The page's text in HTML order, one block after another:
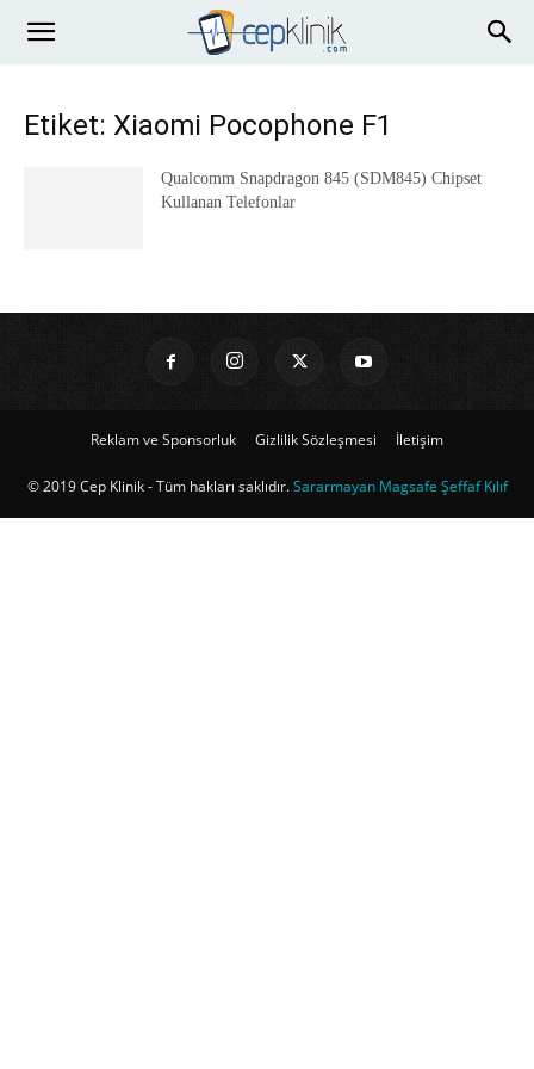
Etiket: Xiaomi Pocophone F1
Qualcomm Snapdragon 845 (SDM845) Chipset
Kullanan Telefonlar
Reklam ve Sponsorluk Gizlilik Sözleşmesi İletişim
© 2019 Cep Klinik - Tüm hakları saklıdır.Sararmayan Magsafe Şeffaf Kılıf